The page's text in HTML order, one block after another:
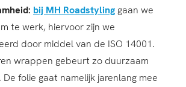
bij MH Roadstyling gaan we
te werk, hiervoor zijn we
door middel van de ISO 14001.
wrappen gebeurt zo duurzaam
De folie gaat namelijk jarenlang mee